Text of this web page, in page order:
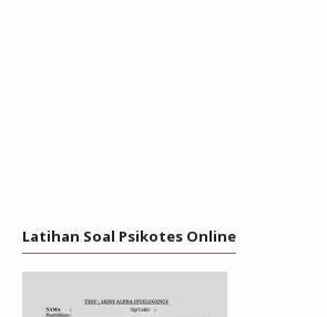
Latihan Soal Psikotes Online